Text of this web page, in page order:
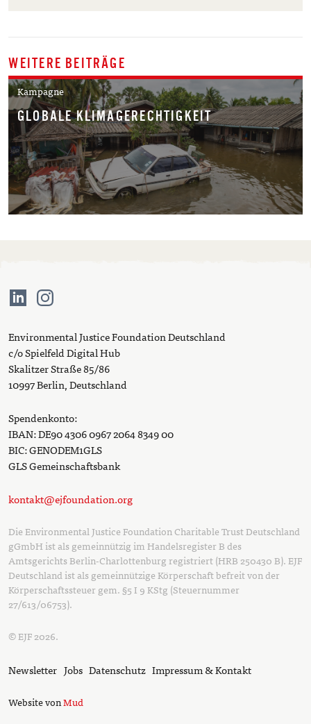
WEITERE BEITRÄGE
Kampagne
GLOBALE KLIMAGERECHTIGKEIT
Environmental Justice Foundation Deutschland
c/o Spielfeld Digital Hub
Skalitzer Straße 85/86
10997 Berlin, Deutschland
Spendenkonto:
IBAN: DE90 4306 0967 2064 8349 00
BIC: GENODEM1GLS
GLS Gemeinschaftsbank
kontakt@ejfoundation.org
Die Environmental Justice Foundation Charitable Trust Deutschland
gGmbH ist als gemeinnützig im Handelsregister B des
Amtsgerichts Berlin-Charlottenburg registriert (HRB 250430 B). EJF
Deutschland ist als gemeinnützige Körperschaft befreit von der
Körperschaftssteuer gem. §5 I 9 KStg (Steuernummer
27/613/06753).
© EJF 2026.
Newsletter Jobs Datenschutz Impressum & Kontakt
Website vonMud